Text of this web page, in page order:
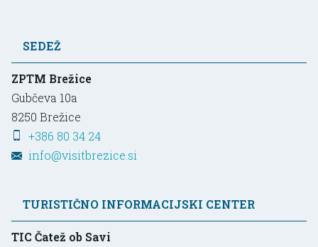
SEDEŽ
ZPTM Brežice
Gubčeva 10a
8250 Brežice
+386 80 34 24
info@visitbrezice.si
TURISTIČNO INFORMACIJSKI CENTER
TIC Čatež ob Savi